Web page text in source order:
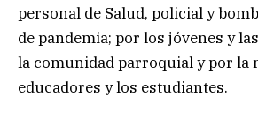
personal de Salud, policial y
de pandemia; por los jóvenes y
la comunidad parroquial y por la
educadores y los estudiantes.